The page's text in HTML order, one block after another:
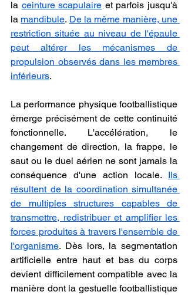
la ceinture scapulaire et parfois jusqu'à
la mandibule. De la même manière, une
restriction située au niveau de l'épaule
peut altérer les mécanismes de
propulsion observés dans les membres
inférieurs.
La performance physique footballistique
émerge précisément de cette continuité
fonctionnelle. L'accélération, le
changement de direction, la frappe, le
saut ou le duel aérien ne sont jamais la
conséquence d'une action locale. Ils
résultent de la coordination simultanée
de multiples structures capables de
transmettre, redistribuer et amplifier les
forces produites à travers l'ensemble de
l'organisme. Dès lors, la segmentation
artificielle entre haut et bas du corps
devient difficilement compatible avec la
manière dont la gestuelle footballistique